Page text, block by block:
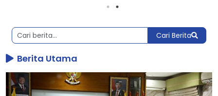
Terbaru
Kota
Tangerang
Cari Berita
Berita Utama